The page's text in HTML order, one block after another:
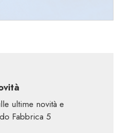
ultime novità e
Fabbrica 5